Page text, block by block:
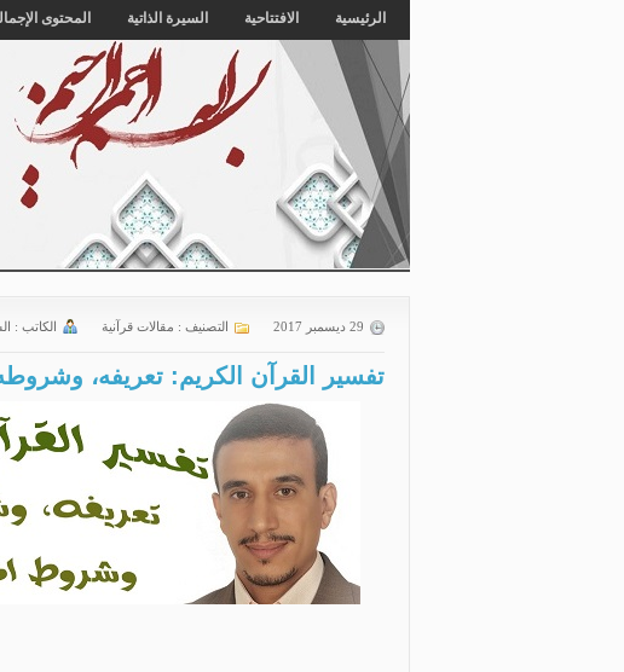
الرئيسية الافتتاحية السيرة الذاتية المحتوى
29 ديسمبر 2017 التصنيف : مقالات قرآنية الكاتب :
تفسير القرآن الكريم: تعريفه،